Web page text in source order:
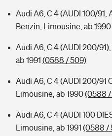
Audi A6, C 4 (AUDI 100/91,
Benzin, Limousine, ab 1990
Audi A6, C 4 (AUDI 200/
ab 1991 (0588 / 509)
Audi A6, C 4 (AUDI 200/91
Limousine, ab 1990(0588 /
Audi A6, C 4 (AUDI 100
Limousine, ab 1991 (0588 /